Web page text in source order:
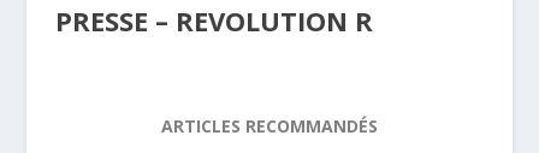
PRESSE – REVOLUTION R
ARTICLES RECOMMANDÉS